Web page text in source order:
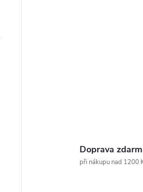
Doprava
při nákupu nad 1200